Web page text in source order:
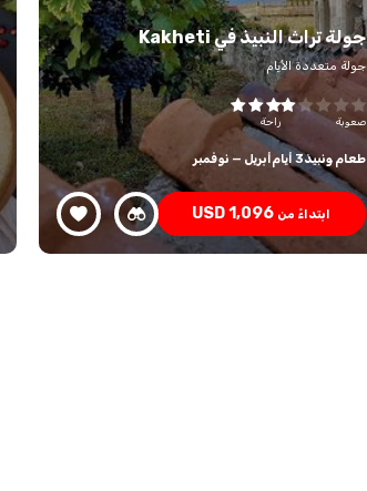
جولة تراث النبيذ في Kakheti
جولة متعددة الأيام
صعوبة راحة
طعام ونبيذ3 أيام أبريل — نوفمبر
ابتداءً من USD1,096